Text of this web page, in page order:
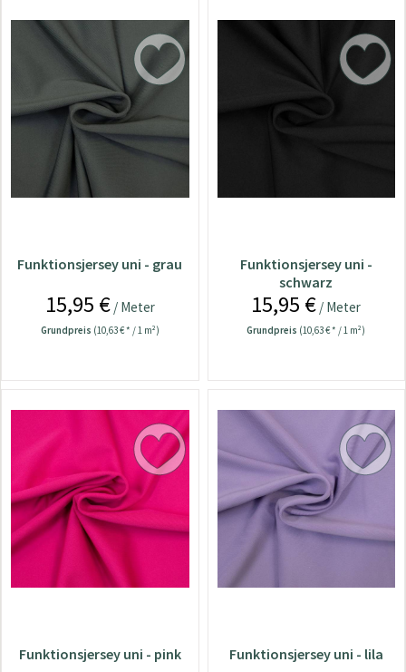
Funktionsjersey uni - grau
15,95 €/ Meter
Grundpreis (10,63 € * / 1 m²)
Funktionsjersey uni -
schwarz
15,95 € / Meter
Grundpreis (10,63 € * / 1 m²)
Funktionsjersey uni - pink Funktionsjersey uni - lila